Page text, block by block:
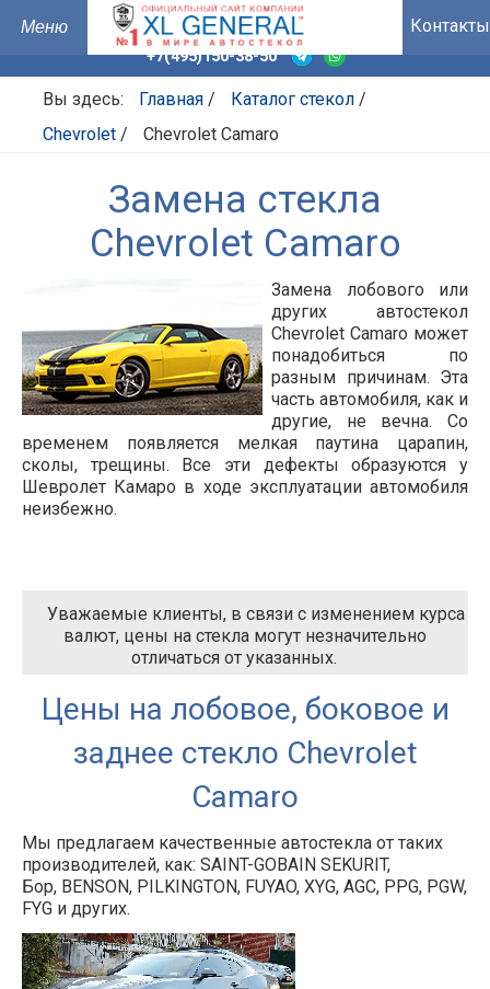
Контакты
+7(495)150-38-50
Вы здесь: Главная / Каталог стекол /
Chevrolet / Chevrolet Camaro
Замена стекла
Chevrolet Camaro
Замена лобового или
других автостекол
Chevrolet Camaro может
понадобиться по
разным причинам. Эта
часть автомобиля, как и
другие, не вечна. Со
временем появляется мелкая паутина царапин,
сколы, трещины. Все эти дефекты образуются у
Шевролет Камаро в ходе эксплуатации автомобиля
неизбежно.
Уважаемые клиенты, в связи с изменением курса
валют, цены на стекла могут незначительно
отличаться от указанных.
Цены на лобовое, боковое и
заднее стекло Chevrolet
Camaro
Мы предлагаем качественные автостекла от таких
производителей, как: SAINT-GOBAIN SEKURIT,
Бор, BENSON, PILKINGTON, FUYAO, XYG, AGC, PPG, PGW,
FYG и других.